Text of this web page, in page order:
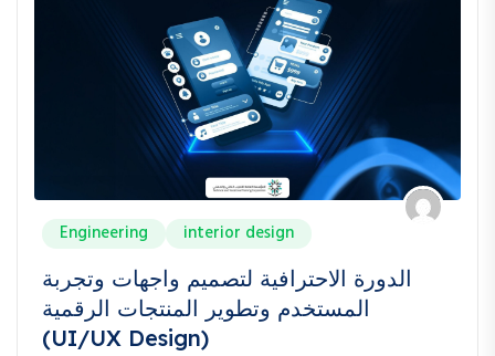
Engineering interior design
الدورة الاحترافية لتصميم واجهات وتجربة
المستخدم وتطوير المنتجات الرقمية
(UI/UX Design)